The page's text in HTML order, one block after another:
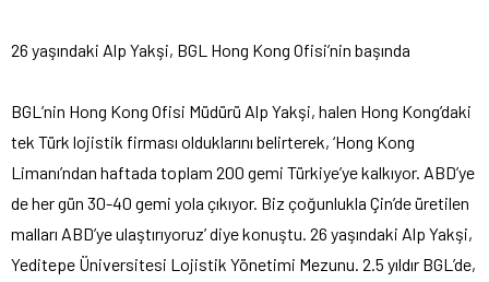
26 yaşındaki Alp Yakşi, BGL Hong Kong Ofisi’nin başında
BGL’nin Hong Kong Ofisi Müdürü Alp Yakşi, halen Hong Kong’daki
tek Türk lojistik firması olduklarını belirterek, ‘Hong Kong
Limanı’ndan haftada toplam 200 gemi Türkiye’ye kalkıyor. ABD’ye
de her gün 30-40 gemi yola çıkıyor. Biz çoğunlukla Çin’de üretilen
malları ABD’ye ulaştırıyoruz’ diye konuştu. 26 yaşındaki Alp Yakşi,
Yeditepe Üniversitesi Lojistik Yönetimi Mezunu. 2.5 yıldır BGL’de,